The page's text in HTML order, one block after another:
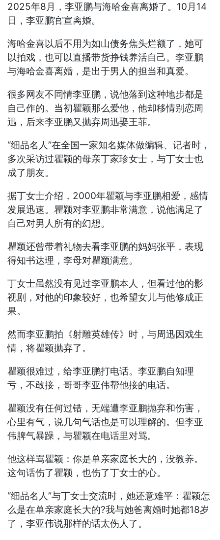
2025年8月，李亚鹏与海哈金喜离婚了。10月14
日，李亚鹏官宣离婚。
海哈金喜以后不用为如山债务焦头烂额了，她可
以拍戏，也可以直播带货挣钱养活自己。李亚鹏
与海哈金喜离婚，是出于男人的担当和真爱。
很多网友不同情李亚鹏，说他落到这种地步都是
自己作的。当初瞿颖那么爱他，他却移情别恋周
迅，后来李亚鹏又抛弃周迅娶王菲。
“细品名人”在全国一家知名媒体做编辑、记者时，
多次采访过瞿颖的母亲丁家珍女士，与丁女士也
成了朋友。
据丁女士介绍，2000年瞿颖与李亚鹏相爱，感情
发展迅速。瞿颖对李亚鹏非常满意，说他满足了
自己对男人所有的幻想。
瞿颖还曾带着礼物去看李亚鹏的妈妈张平，表现
得知书达理，李母对瞿颖满意。
丁女士虽然没有见过李亚鹏本人，但看过他的影
视剧，对他的印象较好，也希望女儿与他修成正
果。
然而李亚鹏拍《射雕英雄传》时，与周迅因戏生
情，将瞿颖抛弃了。
瞿颖很难过，给李亚鹏打电话。李亚鹏自知理
亏，不敢接，哥哥李亚伟帮他接的电话。
瞿颖没有任何过错，无端遭李亚鹏抛弃和伤害，
心里有气，说几句气话也是可以理解的。但李亚
伟脾气暴躁，与瞿颖在电话里对骂。
他这样骂瞿颖：你是单亲家庭长大的，没教养。
这句话伤了瞿颖，也伤了丁女士的心。
“细品名人”与丁女士交流时，她还意难平：瞿颖怎
么是在单亲家庭长大的?我与她爸离婚时她都18岁
了，李亚伟说那样的话太伤人了。